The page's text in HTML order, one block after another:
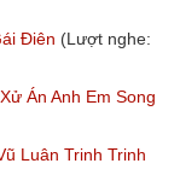
Điên (Lượt nghe:
Án Anh Em Song
Luân Trinh Trinh